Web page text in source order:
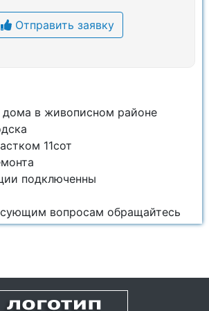
Отправить заявку
в живописном районе
11сот
подключенны
вопросам обращайтесь